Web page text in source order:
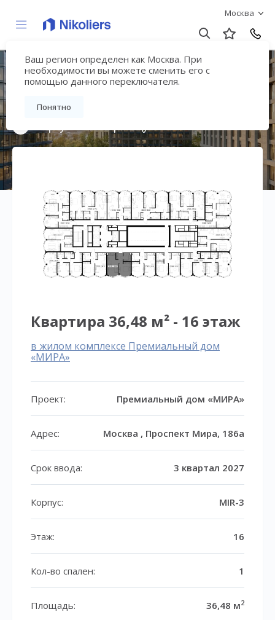
Москва
Ваш регион определен как Москва. При
необходимости вы можете сменить его с
помощью данного переключателя.
Понятно
Премиальный дом
«МИРА»
Квартира 36,48 м² - 16 этаж
в жилом комплексе Премиальный дом
«МИРА»
Проект: Премиальный дом «МИРА»
Адрес: Москва , Проспект Мира, 186а
Срок ввода: 3 квартал 2027
Корпус: MIR-3
Этаж: 16
Кол-во спален: 1
Площадь: 36,48 м2